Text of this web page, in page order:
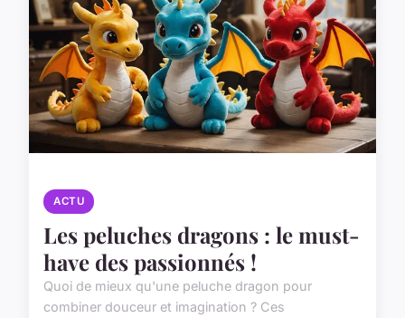
ACTU
Les peluches dragons : le must-
have des passionnés !
Quoi de mieux qu'une peluche dragon pour
combiner douceur et imagination ? Ces